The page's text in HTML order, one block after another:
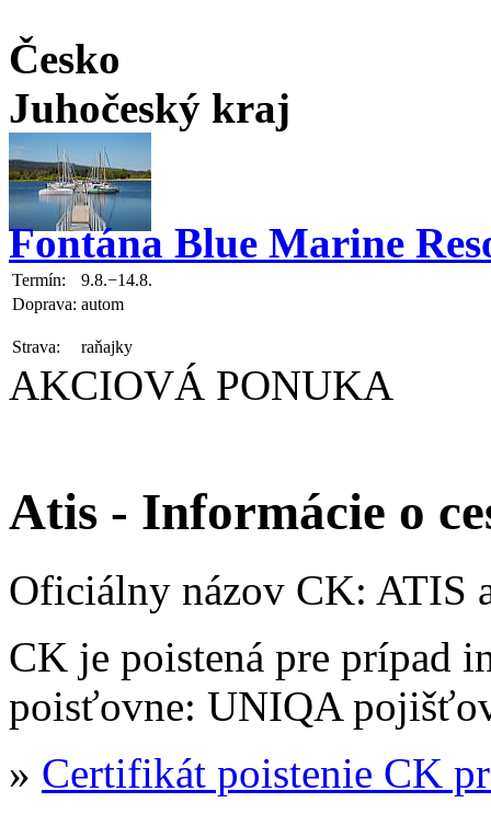
Česko
Juhočeský kraj
Fontána Blue Marine
Termín:
9.8.−14.8.
Doprava: autom
Strava: raňajky
AKCIOVÁ PONUKA
Atis - Informácie o
Oficiálny názov CK: ATIS
CK je poistená pre prípad
poisťovne: UNIQA
» Certifikát poistenie CK